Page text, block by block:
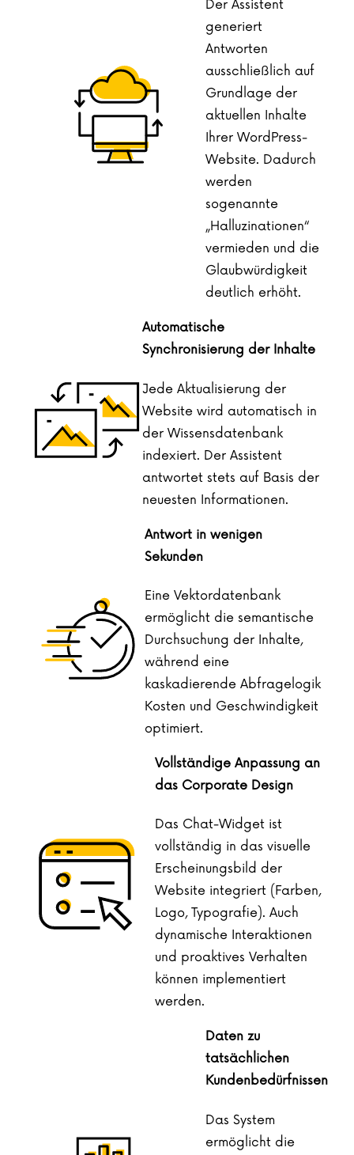
Der Assistent
generiert
Antworten
ausschließlich auf
Grundlage der
aktuellen Inhalte
Ihrer WordPress-
Website. Dadurch
werden
sogenannte
„Halluzinationen“
vermieden und die
Glaubwürdigkeit
deutlich erhöht.
Automatische
Synchronisierung der Inhalte
Jede Aktualisierung der
Website wird automatisch in
der Wissensdatenbank
indexiert. Der Assistent
antwortet stets auf Basis der
neuesten Informationen.
Antwort in wenigen
Sekunden
Eine Vektordatenbank
ermöglicht die semantische
Durchsuchung der Inhalte,
während eine
kaskadierende Abfragelogik
Kosten und Geschwindigkeit
optimiert.
Vollständige Anpassung an
das Corporate Design
Das Chat-Widget ist
vollständig in das visuelle
Erscheinungsbild der
Website integriert (Farben,
Logo, Typografie). Auch
dynamische Interaktionen
und proaktives Verhalten
können implementiert
werden.
Daten zu
tatsächlichen
Kundenbedürfnissen
Das System
ermöglicht die